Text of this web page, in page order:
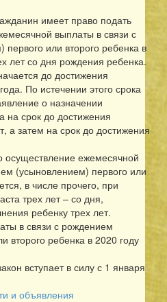
имеет право подать
выплаты в связи с
или второго ребенка в
лет со дня рождения ребенка.
до достижения
По истечении этого срока
о назначении
на срок до достижения
а затем на срок до достижения
осуществление ежемесячной
(усыновлением) первого или
в числе прочего, при
трех лет – со дня,
ребенку трех лет.
в связи с рождением
второго ребенка в 2020 году
вступает в силу с 1 января
и объявления